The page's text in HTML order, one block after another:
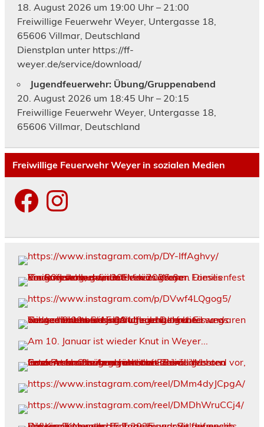
18. August 2026 um 19:00 Uhr – 21:00
Freiwillige Feuerwehr Weyer, Untergasse 18,
65606 Villmar, Deutschland
Dienstplan unter https://ff-
weyer.de/service/download/
Jugendfeuerwehr: Übung/Gruppenabend
20. August 2026 um 18:45 Uhr – 20:15
Freiwillige Feuerwehr Weyer, Untergasse 18,
65606 Villmar, Deutschland
Freiwillige Feuerwehr Weyer in sozialen Medien
FacebookInstagram